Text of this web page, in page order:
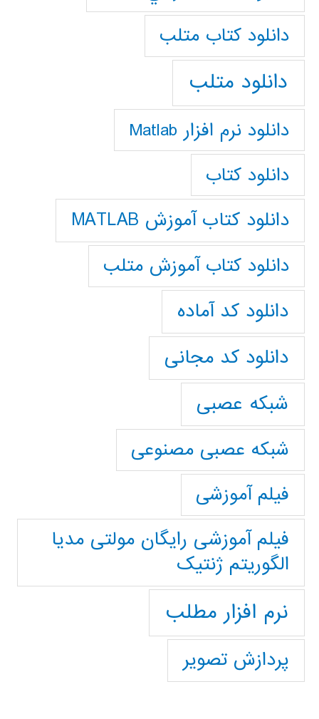
دانلود كتاب متلب
دانلود متلب
دانلود نرم افزار Matlab
دانلود کتاب
دانلود کتاب آموزش MATLAB
دانلود کتاب آموزش متلب
دانلود کد آماده
دانلود کد مجانی
شبکه عصبی
شبکه عصبی مصنوعی
فیلم آموزشی
فیلم آموزشی رایگان مولتی مدیا
الگوریتم ژنتیک
نرم افزار مطلب
پردازش تصویر